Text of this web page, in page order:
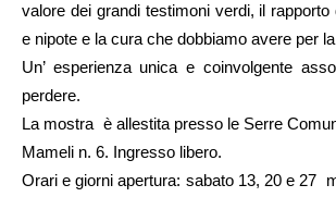
valore dei grandi testimoni verdi, il rapporto
e nipote e la cura che dobbiamo avere per
Un’ esperienza unica e coinvolgente
perdere.
La mostra è allestita presso le Serre
Mameli n. 6. Ingresso libero.
Orari e giorni apertura: sabato13, 20 e 27